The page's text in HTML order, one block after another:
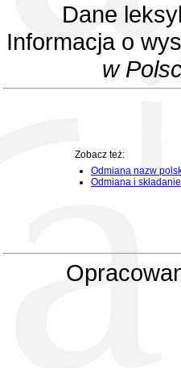
Dane
Informacja o
w
Zobacz też:
Odmiana nazw
Odmiana i